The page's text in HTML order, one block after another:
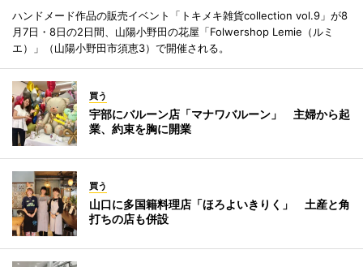
ハンドメード作品の販売イベント「トキメキ雑貨collection vol.9」が8
月7日・8日の2日間、山陽小野田の花屋「Folwershop Lemie（ルミ
エ）」（山陽小野田市須恵3）で開催される。
買う
宇部にバルーン店「マナワバルーン」 主婦から起
業、約束を胸に開業
買う
山口に多国籍料理店「ほろよいきりく」 土産と角
打ちの店も併設